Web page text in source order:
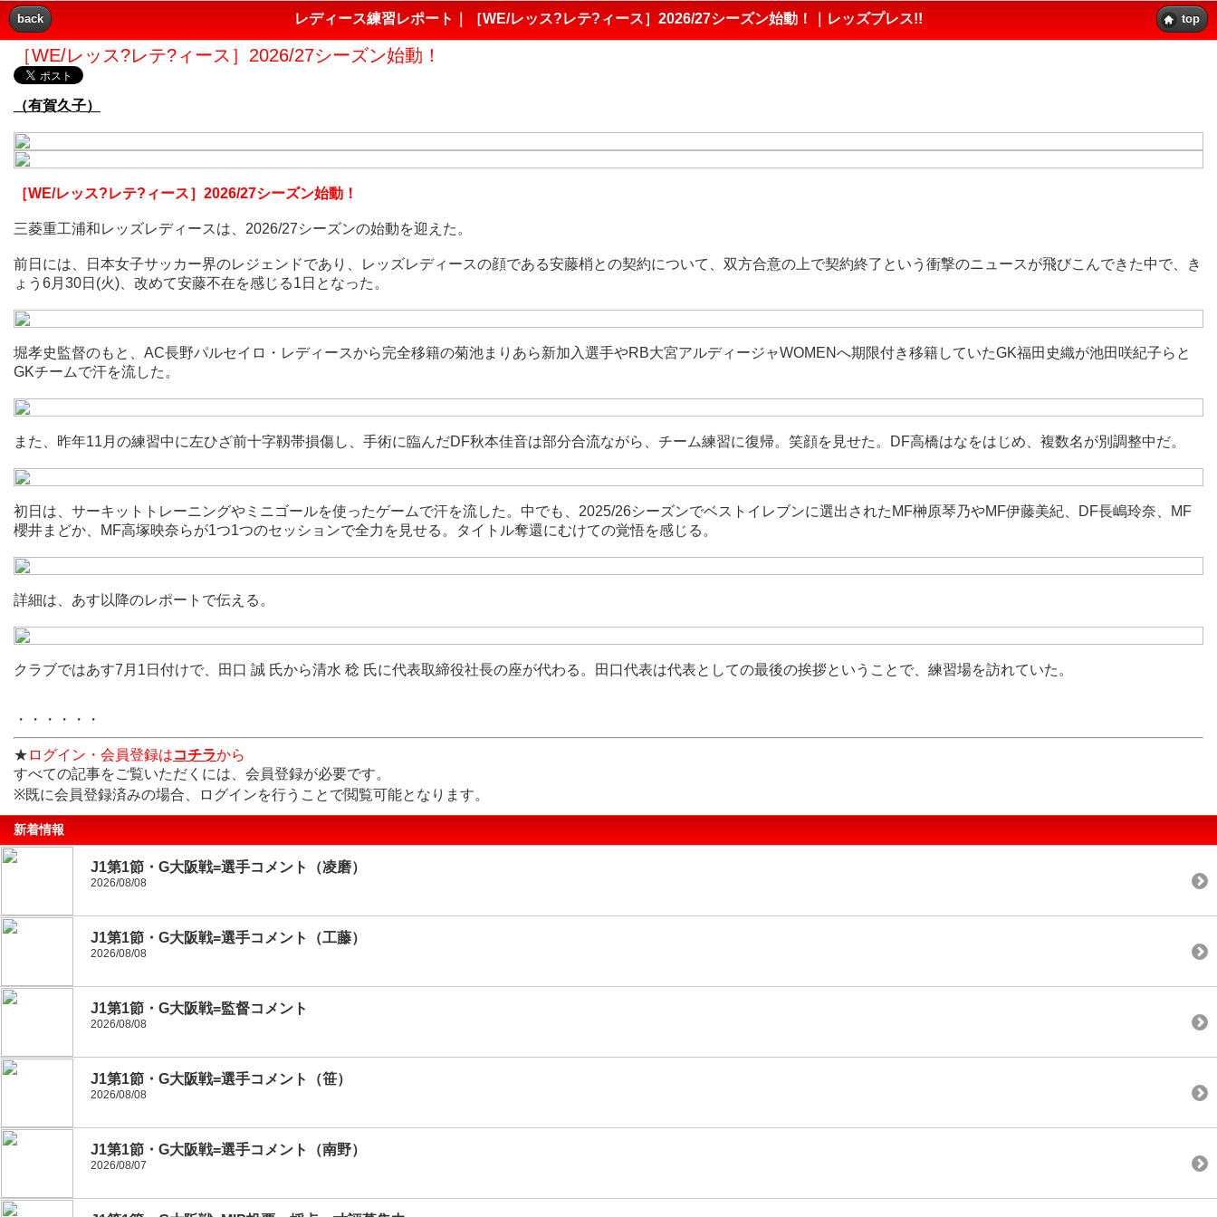
back レディース練習レポート｜［WE/レッス?レテ?ィース］2026/27シーズン始動！｜レッズプレス!! top
［WE/レッス?レテ?ィース］2026/27シーズン始動！
（有賀久子）
［WE/レッス?レテ?ィース］2026/27シーズン始動！
三菱重工浦和レッズレディースは、2026/27シーズンの始動を迎えた。
前日には、日本女子サッカー界のレジェンドであり、レッズレディースの顔である安藤梢との契約について、双方合意の上で契約終了という衝撃のニュースが飛びこんできた中で、き
ょう6月30日(火)、改めて安藤不在を感じる1日となった。
堀孝史監督のもと、AC長野パルセイロ・レディースから完全移籍の菊池まりあら新加入選手やRB大宮アルディージャWOMENへ期限付き移籍していたGK福田史織が池田咲紀子らと
GKチームで汗を流した。
また、昨年11月の練習中に左ひざ前十字靱帯損傷し、手術に臨んだDF秋本佳音は部分合流ながら、チーム練習に復帰。笑顔を見せた。DF高橋はなをはじめ、複数名が別調整中だ。
初日は、サーキットトレーニングやミニゴールを使ったゲームで汗を流した。中でも、2025/26シーズンでベストイレブンに選出されたMF榊原琴乃やMF伊藤美紀、DF長嶋玲奈、MF
櫻井まどか、MF高塚映奈らが1つ1つのセッションで全力を見せる。タイトル奪還にむけての覚悟を感じる。
詳細は、あす以降のレポートで伝える。
クラブではあす7月1日付けで、田口 誠 氏から清水 稔 氏に代表取締役社長の座が代わる。田口代表は代表としての最後の挨拶ということで、練習場を訪れていた。
・・・・・・
★ ログイン・会員登録はコチラから
すべての記事をご覧いただくには、会員登録が必要です。
※既に会員登録済みの場合、ログインを行うことで閲覧可能となります。
新着情報
J1第1節・G大阪戦=選手コメント（凌磨）
2026/08/08
J1第1節・G大阪戦=選手コメント（工藤）
2026/08/08
J1第1節・G大阪戦=監督コメント
2026/08/08
J1第1節・G大阪戦=選手コメント（笹）
2026/08/08
J1第1節・G大阪戦=選手コメント（南野）
2026/08/07